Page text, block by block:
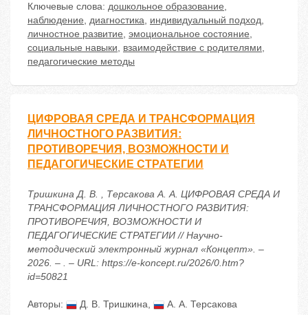
Ключевые слова: дошкольное образование,
наблюдение, диагностика, индивидуальный подход,
личностное развитие, эмоциональное состояние,
социальные навыки, взаимодействие с родителями,
педагогические методы
ЦИФРОВАЯ СРЕДА И ТРАНСФОРМАЦИЯ
ЛИЧНОСТНОГО РАЗВИТИЯ:
ПРОТИВОРЕЧИЯ, ВОЗМОЖНОСТИ И
ПЕДАГОГИЧЕСКИЕ СТРАТЕГИИ
Тришкина Д. В. , Терсакова А. А. ЦИФРОВАЯ СРЕДА И
ТРАНСФОРМАЦИЯ ЛИЧНОСТНОГО РАЗВИТИЯ:
ПРОТИВОРЕЧИЯ, ВОЗМОЖНОСТИ И
ПЕДАГОГИЧЕСКИЕ СТРАТЕГИИ // Научно-
методический электронный журнал «Концепт». –
2026. – . – URL: https://e-koncept.ru/2026/0.htm?
id=50821
Авторы: Д. В. Тришкина, А. А. Терсакова